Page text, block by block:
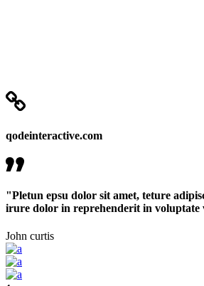
qodeinteractive.com
"Pletun epsu dolor sit amet, teture
irure dolor in reprehenderit in voluptate
John curtis